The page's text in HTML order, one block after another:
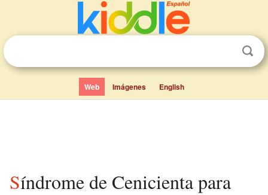
Web Imágenes English
Síndrome de Cenicienta para